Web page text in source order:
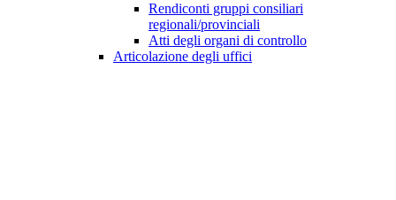
Rendiconti gruppi consiliari
regionali/provinciali
Atti degli organi di controllo
Articolazione degli uffici